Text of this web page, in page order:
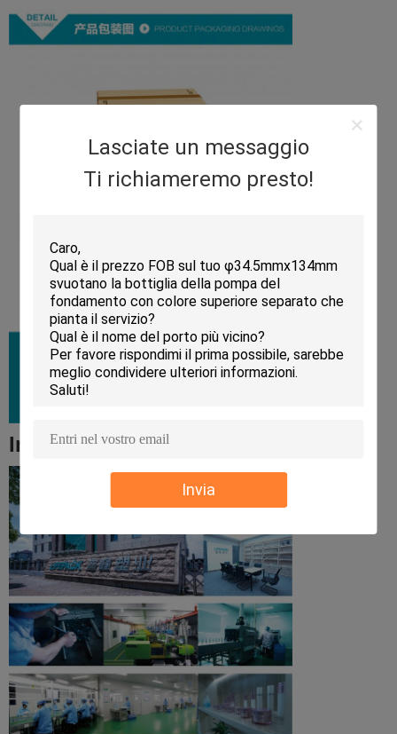
Lasciate un messaggio
Ti richiameremo presto!
Invia
Immagine della fabbrica: